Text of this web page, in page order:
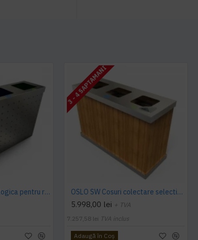
OSLO RS Insula ecologica pentru reciclare din otel inoxidabil
3 - 4 SAPTAMANI
OSLO SW Cosuri colectare selectiva pentru exterior din otel + lemn
5.998,00 lei + TVA
7.257,58 lei TVA inclus
Adaugă în Coş